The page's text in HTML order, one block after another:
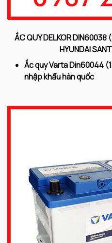
ẮC QUY DELKOR DIN60038
HYUNDAI
Ắc quy Varta Din60044
nhập khẩu hàn quốc